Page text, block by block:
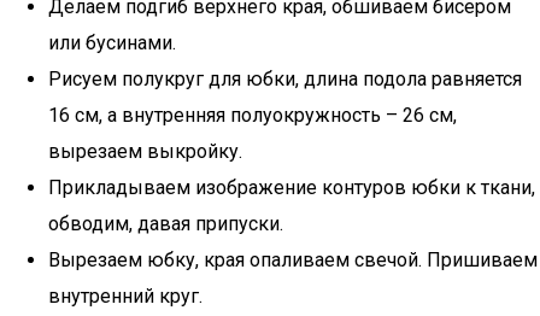
Делаем подгиб верхнего края, обшиваем бисером
или бусинами.
Рисуем полукруг для юбки, длина подола равняется
16 см, а внутренняя полуокружность – 26 см,
вырезаем выкройку.
Прикладываем изображение контуров юбки к ткани,
обводим, давая припуски.­
Вырезаем юбку, края опаливаем свечой. Пришиваем
внутренний круг.